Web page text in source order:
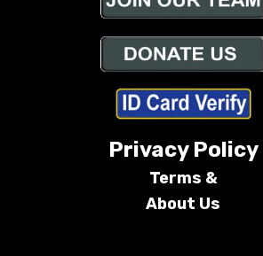
Privacy Policy
Terms &
About Us